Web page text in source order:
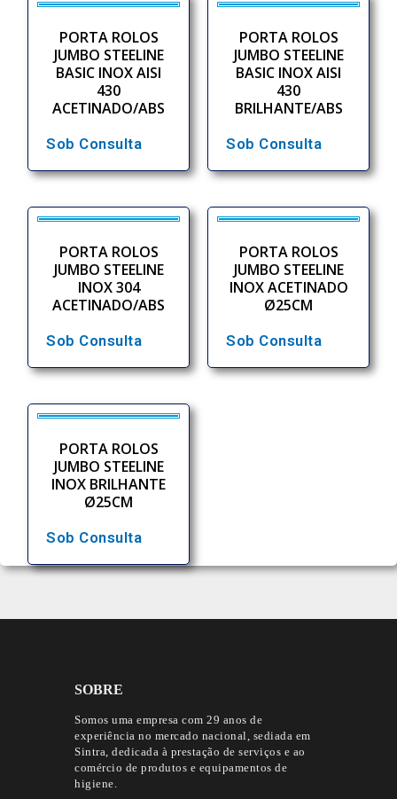
PORTA ROLOS
JUMBO STEELINE
BASIC INOX AISI
430
ACETINADO/ABS
Sob Consulta
PORTA ROLOS
JUMBO STEELINE
BASIC INOX AISI
430
BRILHANTE/ABS
Sob Consulta
PORTA ROLOS
JUMBO STEELINE
INOX 304
ACETINADO/ABS
Sob Consulta
PORTA ROLOS
JUMBO STEELINE
INOX ACETINADO
Ø25CM
Sob Consulta
PORTA ROLOS
JUMBO STEELINE
INOX BRILHANTE
Ø25CM
Sob Consulta
SOBRE
Somos uma empresa com 29 anos de
experiência no mercado nacional, sediada em
Sintra, dedicada à prestação de serviços e ao
comércio de produtos e equipamentos de
higiene.